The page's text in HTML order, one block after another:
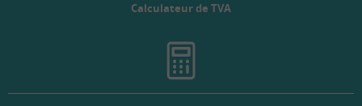
Calculateur de TVA